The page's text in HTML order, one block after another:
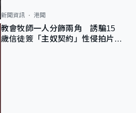
新聞資訊 港聞
教會牧師一人分飾兩角 誘騙15
歲信徒簽「主奴契約」性侵拍片